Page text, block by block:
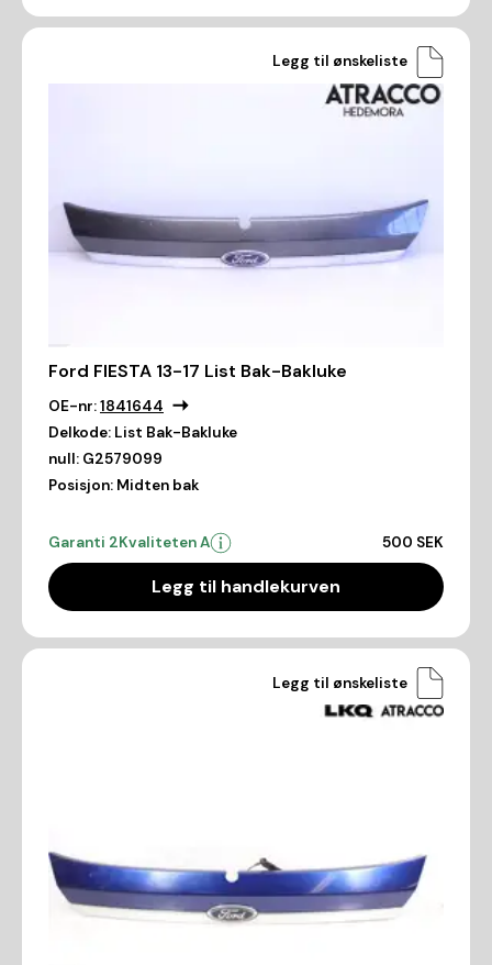
Legg til ønskeliste
Ford FIESTA 13-17 List Bak-Bakluke
OE-nr:1841644
Delkode: List Bak-Bakluke
null: G2579099
Posisjon: Midten bak
Garanti 2Kvaliteten A 500 SEK
Legg til handlekurven
Legg til ønskeliste